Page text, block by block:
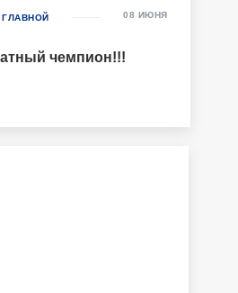
чемпион!!!
08 ИЮНЯ